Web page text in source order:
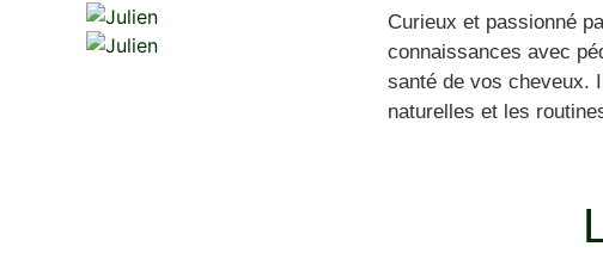
Curieux et passionné
connaissances avec
santé de vos cheveux.
naturelles et les